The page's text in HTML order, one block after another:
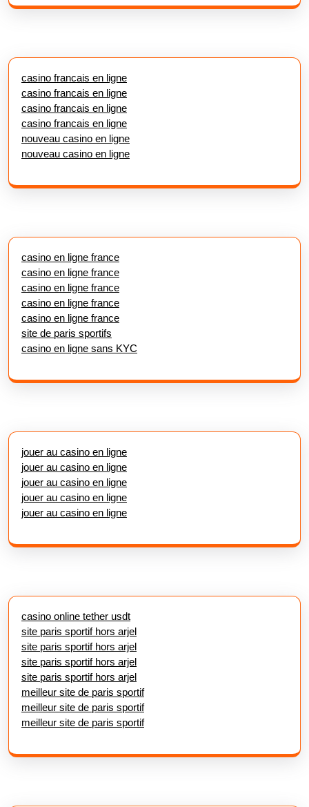
casino francais en ligne
casino francais en ligne
casino francais en ligne
casino francais en ligne
nouveau casino en ligne
nouveau casino en ligne
casino en ligne france
casino en ligne france
casino en ligne france
casino en ligne france
casino en ligne france
site de paris sportifs
casino en ligne sans KYC
jouer au casino en ligne
jouer au casino en ligne
jouer au casino en ligne
jouer au casino en ligne
jouer au casino en ligne
casino online tether usdt
site paris sportif hors arjel
site paris sportif hors arjel
site paris sportif hors arjel
site paris sportif hors arjel
meilleur site de paris sportif
meilleur site de paris sportif
meilleur site de paris sportif